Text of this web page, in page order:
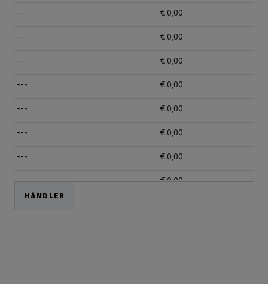
--- € 0,00
--- € 0,00
--- € 0,00
--- € 0,00
--- € 0,00
--- € 0,00
--- € 0,00
€ 0,00
HÄNDLER